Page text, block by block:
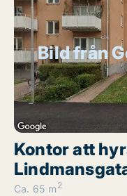
Bild från
Kontor att
Ca. 65 m 2